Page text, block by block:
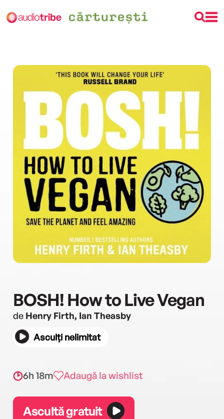
BOSH! How to Live Vegan
de Henry Firth, Ian Theasby
Asculți nelimitat
6h 18m Adaugă la wishlist
Ascultă gratuit